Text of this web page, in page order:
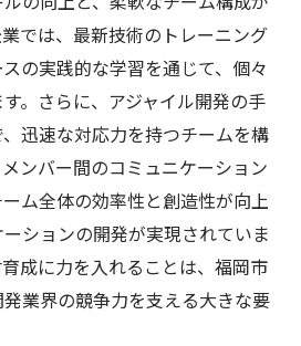
では、最新技術のトレーニング
の実践的な学習を通じて、個々
。さらに、アジャイル開発の手
迅速な対応力を持つチームを構
ンバー間のコミュニケーション
ム全体の効率性と創造性が向上
ションの開発が実現されていま
成に力を入れることは、福岡市
業界の競争力を支える大きな要